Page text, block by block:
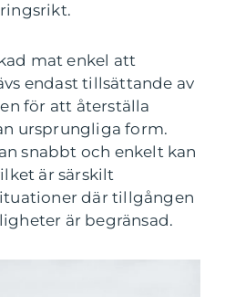
mat enkel att
endast tillsättande av
för att återställa
ursprungliga form.
snabbt och enkelt kan
är särskilt
där tillgången
är begränsad.